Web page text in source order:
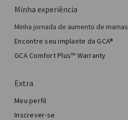
Minha experiência
Minha jornada de aumento de mamas
Minha cirurgia de mama
Cirurgia estética de mama
Total Breast Reconstruction™
Encontre seu implante da GCA®
GCA Comfort Plus™ Warranty
Extra
Meu perfil
Inscrever-se